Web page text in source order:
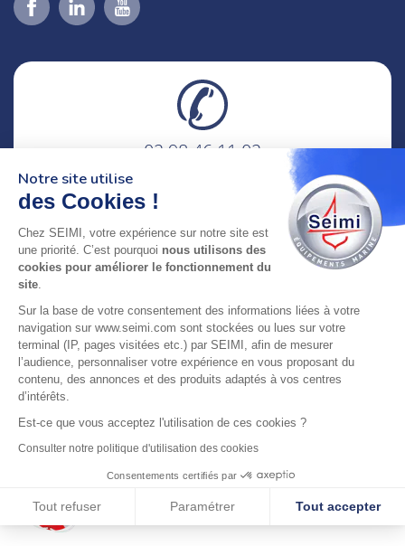
02 98 46 11 02
adresse : 75 Rue Amiral Troude,
29200 Brest FRANCE
SEIMI, UNE ENTREPRISE CERTIFIÉE, ENGAGÉE ET
LABELLISÉE
© 2024 SEIMI - Tous droits réservés
Notre site utilise
des Cookies !
Chez SEIMI, votre expérience sur notre site est
une priorité. C’est pourquoi nous utilisons des
cookies pour améliorer le fonctionnement du
site.
Sur la base de votre consentement des informations liées à votre
navigation sur www.seimi.com sont stockées ou lues sur votre
terminal (IP, pages visitées etc.) par SEIMI, afin de mesurer
l’audience, personnaliser votre expérience en vous proposant du
contenu, des annonces et des produits adaptés à vos centres
d’intérêts.
Est-ce que vous acceptez l'utilisation de ces cookies ?
Consulter notre politique d'utilisation des cookies
Consentements certifiés par
Tout refuser Paramétrer Tout accepter